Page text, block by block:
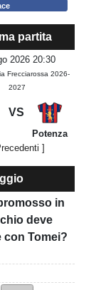
partita
2026 20:30
Frecciarossa 2026-
2027
VS
Potenza
]
in
deve
con Tomei?